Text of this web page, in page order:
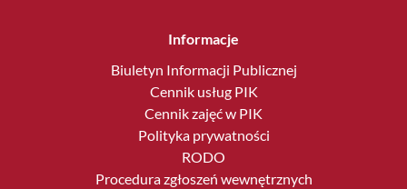
Informacje
Biuletyn Informacji Publicznej
Cennik usług PIK
Cennik zajęć w PIK
Polityka prywatności
RODO
Procedura zgłoszeń wewnętrznych